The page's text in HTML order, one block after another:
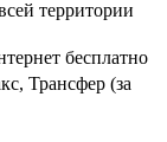
территории
бесплатно
Трансфер (за